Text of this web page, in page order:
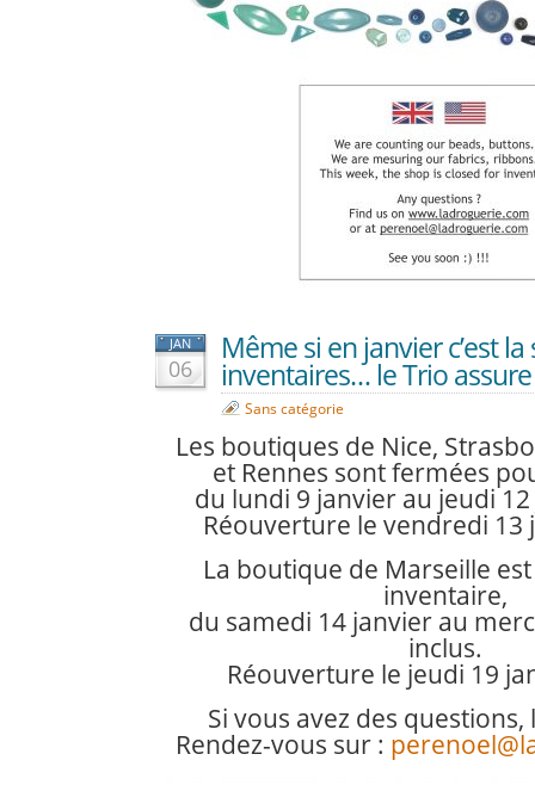
JAN
06
Même si en janvier c’est
inventaires… le Trio
Sans catégorie
Les boutiques de Nice,
et Rennes sont fermées
du lundi 9 janvier au jeudi
Réouverture le vendredi 13
La boutique de Marseille
inventaire,
du samedi 14 janvier au
inclus.
Réouverture le jeudi 19
Si vous avez des questions,
Rendez-vous sur :